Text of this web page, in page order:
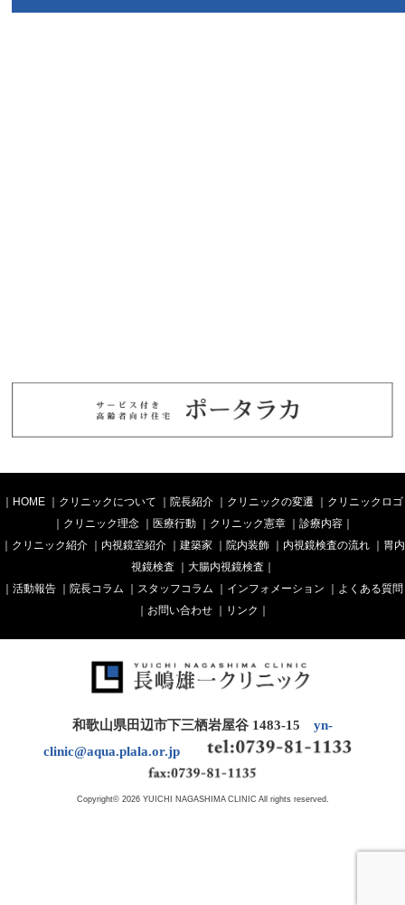
HOME クリニックについて 院長紹介 クリニックの変遷
クリニックロゴ
クリニック理念｜ 医療行動｜ クリニック憲章｜ 診療内容｜
クリニック紹介｜ 内視鏡室紹介｜ 建築家 院内装飾 内視鏡検査の流れ｜
胃内
視鏡検査
大腸内視鏡検査
活動報告 院長コラム スタッフコラム インフォメーション
よくある質問
お問い合わせ｜ リンク
和歌山県田辺市下三栖岩屋谷 1483-15 yn-
clinic@aqua.plala.or.jp
Copyright© 2026 YUICHI NAGASHIMA CLINIC All rights reserved.